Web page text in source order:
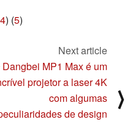
4) (5)
Next article
Dangbei MP1 Max é um
projetor a laser 4K
com algumas
de design
⟩